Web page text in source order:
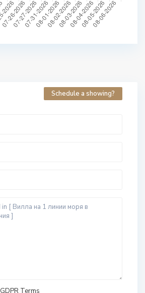
Schedule a showing?
GDPR Terms